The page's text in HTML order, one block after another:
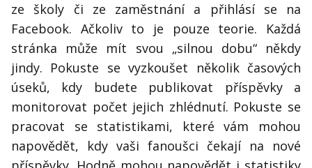
ze školy či ze zaměstnání a přihlásí se na
Facebook. Ačkoliv to je pouze teorie. Každá
stránka může mít svou „silnou dobu“ někdy
jindy. Pokuste se vyzkoušet několik časových
úseků, kdy budete publikovat příspěvky a
monitorovat počet jejich zhlédnutí. Pokuste se
pracovat se statistikami, které vám mohou
napovědět, kdy vaši fanoušci čekají na nové